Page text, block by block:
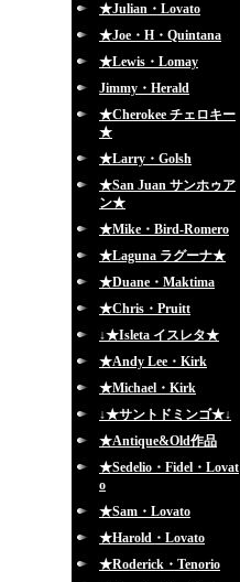
★Julian・Lovato
★Joe・H・Quintana
★Lewis・Lomay
Jimmy・Herald
★Cherokee チェロキー
★
★Larry・Golsh
★San Juan サンホゥア
ン★
★Mike・Bird-Romero
★Laguna ラグーナ★
★Duane・Maktima
★Chris・Pruitt
↓★Isleta イスレタ★
★Andy Lee・Kirk
★Michael・Kirk
↓★サントドミンゴ★↓
★Antique&Old作品
★Sedelio・Fidel・Lovat
o
★Sam・Lovato
★Harold・Lovato
★Roderick・Tenorio